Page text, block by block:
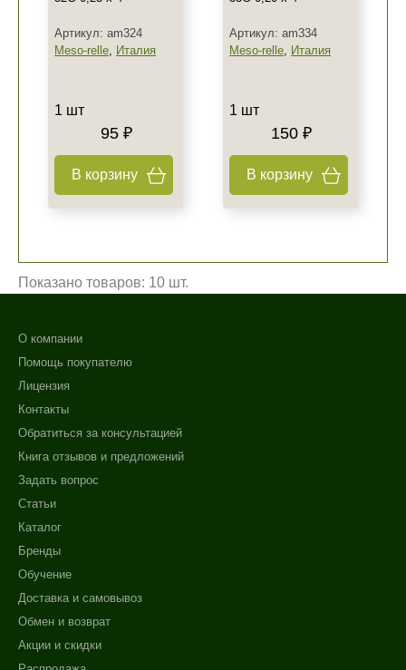
Артикул: am324
Meso-relle, Италия
1 шт
95 ₽
В корзину
Артикул: am334
Meso-relle, Италия
1 шт
150 ₽
В корзину
Показано товаров: 10 шт.
О компании
Помощь покупателю
Лицензия
Контакты
Обратиться за консультацией
Книга отзывов и предложений
Задать вопрос
Статьи
Каталог
Бренды
Обучение
Доставка и самовывоз
Обмен и возврат
Акции и скидки